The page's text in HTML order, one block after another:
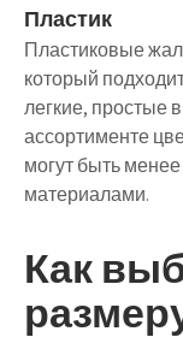
Пластик
Пластиковые
который
легкие, простые
ассортименте
могут быть
материалами.
Как